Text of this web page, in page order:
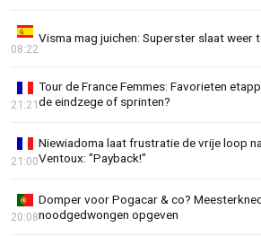
Visma mag juichen: Superster slaat weer
08:22
Tour de France Femmes: Favorieten
de eindzege of sprinten?
21:21
Niewiadoma laat frustratie de vrije loop
Ventoux: "Payback!"
21:00
Domper voor Pogacar & co?
noodgedwongen opgeven
20:08